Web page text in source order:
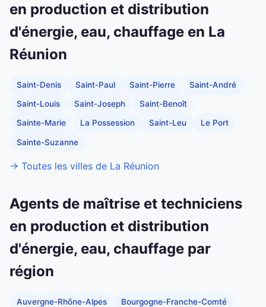
en production et distribution
d'énergie, eau, chauffage en La
Réunion
Saint-Denis Saint-Paul Saint-Pierre Saint-André
Saint-Louis Saint-Joseph Saint-Benoît
Sainte-Marie La Possession Saint-Leu Le Port
Sainte-Suzanne
→ Toutes les villes de La Réunion
Agents de maîtrise et techniciens
en production et distribution
d'énergie, eau, chauffage par
région
Auvergne-Rhône-Alpes Bourgogne-Franche-Comté